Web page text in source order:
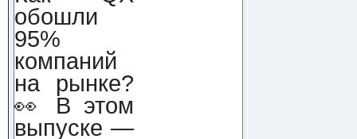
обошли
95%
компаний
на рынке?
👀 В этом
выпуске —